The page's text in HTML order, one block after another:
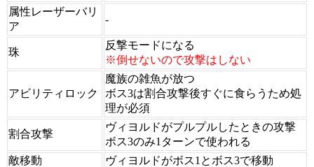
属性レーザーバリ
ア
-
珠
反撃モードになる
※倒せないので攻撃はしない
アビリティロック
魔族の雑魚が放つ
ボス3は割合攻撃後すぐに食らうため処
理が必須
割合攻撃
ヴィヨルドがプルプルしたときの攻撃
ボス3のみ1ターンで使われる
敵移動
ヴィヨルドがボス1とボス3で移動